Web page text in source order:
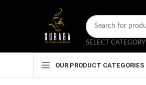
SELECT CATEGORY
OUR PRODUCT CATEGORIES